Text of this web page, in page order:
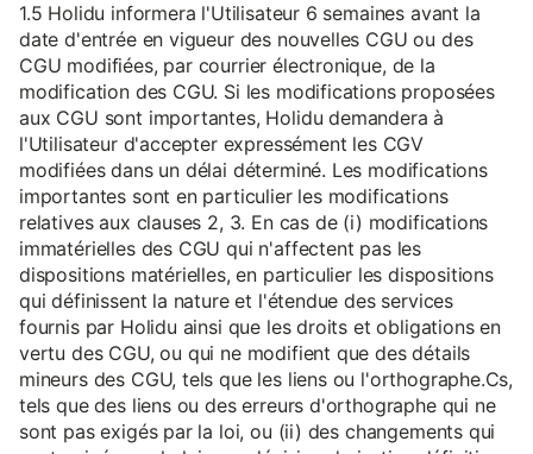
1.5 Holidu informera l'Utilisateur 6 semaines avant la
date d'entrée en vigueur des nouvelles CGU ou des
CGU modifiées, par courrier électronique, de la
modification des CGU. Si les modifications proposées
aux CGU sont importantes, Holidu demandera à
l'Utilisateur d'accepter expressément les CGV
modifiées dans un délai déterminé. Les modifications
importantes sont en particulier les modifications
relatives aux clauses 2, 3. En cas de (i) modifications
immatérielles des CGU qui n'affectent pas les
dispositions matérielles, en particulier les dispositions
qui définissent la nature et l'étendue des services
fournis par Holidu ainsi que les droits et obligations en
vertu des CGU, ou qui ne modifient que des détails
mineurs des CGU, tels que les liens ou l'orthographe.Cs,
tels que des liens ou des erreurs d'orthographe qui ne
sont pas exigés par la loi, ou (ii) des changements qui